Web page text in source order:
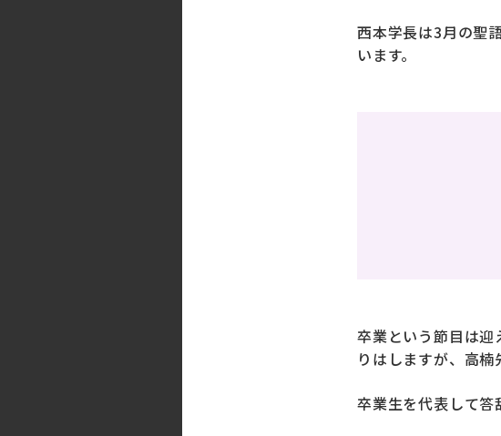
西本学長は3月の聖
います。
卒業という節目は
りはしますが、高
卒業生を代表して答